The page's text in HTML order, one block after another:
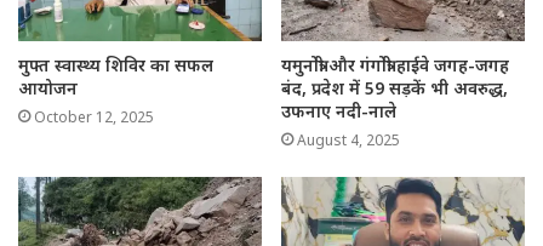
मुफ्त स्वास्थ्य शिविर का सफल
आयोजन
October 12, 2025
यमुनोत्री और गंगोत्री हाईवे जगह-जगह
बंद, प्रदेश में 59 सड़कें भी अवरुद्ध,
उफनाए नदी-नाले
August 4, 2025